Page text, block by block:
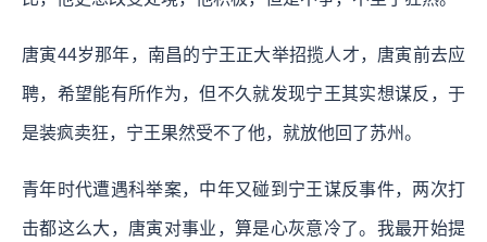
唐寅44岁那年，南昌的宁王正大举招揽人才，唐寅前去应
聘，希望能有所作为，但不久就发现宁王其实想谋反，于
是装疯卖狂，宁王果然受不了他，就放他回了苏州。
青年时代遭遇科举案，中年又碰到宁王谋反事件，两次打
击都这么大，唐寅对事业，算是心灰意冷了。我最开始提